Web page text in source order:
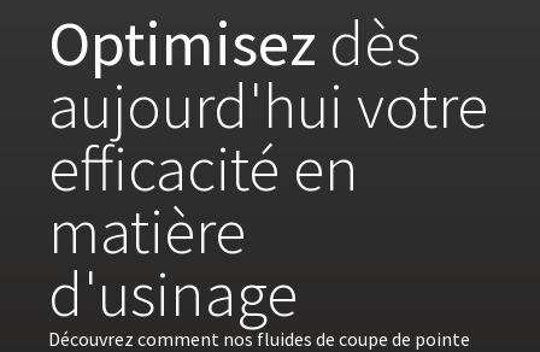
Optimisez dès
aujourd'hui votre
efficacité en
matière
d'usinage
Découvrez comment nos fluides de coupe de pointe